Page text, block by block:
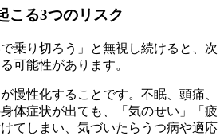
こる3つのリスク
乗り切ろう」と無視し続けると、次
可能性があります。
慢性化することです。不眠、頭痛、
体症状が出ても、「気のせい」「疲
てしまい、気づいたらうつ病や適応